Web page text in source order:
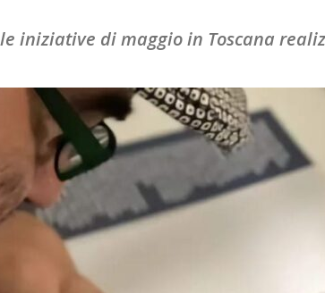
iniziative di maggio in Toscana